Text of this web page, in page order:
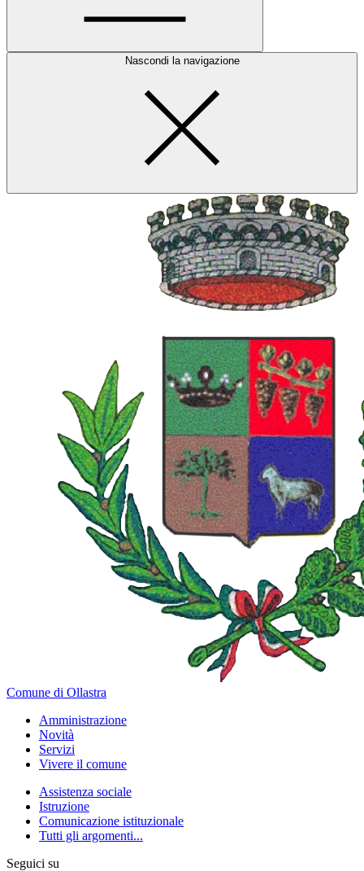
Nascondi la navigazione
Comune di Ollastra
Amministrazione
Novità
Servizi
Vivere il comune
Assistenza sociale
Istruzione
Comunicazione istituzionale
Tutti gli argomenti...
Seguici su